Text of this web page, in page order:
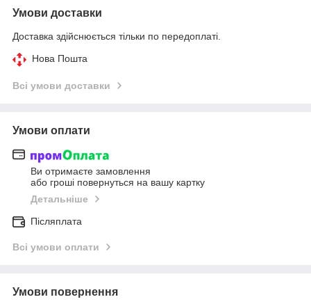
Умови доставки
Доставка здійснюється тільки по передоплаті.
Нова Пошта
Всі умови доставки
Умови оплати
Ви отримаєте замовлення
або гроші повернуться на вашу картку
Детальніше
Післяплата
Всі умови оплати
Умови повернення